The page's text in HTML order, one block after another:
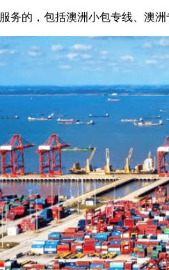
的，包括澳洲小包专线、澳洲